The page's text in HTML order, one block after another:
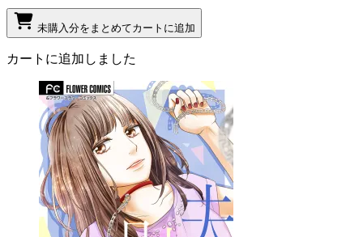
未購入分をまとめてカートに追加
カートに追加しました